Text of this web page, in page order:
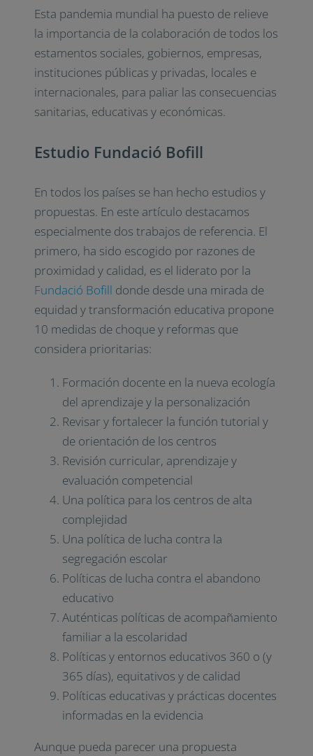
Esta pandemia mundial ha puesto de relieve
la importancia de la colaboración de todos los
estamentos sociales, gobiernos, empresas,
instituciones públicas y privadas, locales e
internacionales, para paliar las consecuencias
sanitarias, educativas y económicas.
Estudio Fundació Bofill
En todos los países se han hecho estudios y
propuestas. En este artículo destacamos
especialmente dos trabajos de referencia. El
primero, ha sido escogido por razones de
proximidad y calidad, es el liderato por la
Fundació Bofill donde desde una mirada de
equidad y transformación educativa propone
10 medidas de choque y reformas que
considera prioritarias:
Formación docente en la nueva ecología
del aprendizaje y la personalización
Revisar y fortalecer la función tutorial y
de orientación de los centros
Revisión curricular, aprendizaje y
evaluación competencial
Una política para los centros de alta
complejidad
Una política de lucha contra la
segregación escolar
Políticas de lucha contra el abandono
educativo
Auténticas políticas de acompañamiento
familiar a la escolaridad
Políticas y entornos educativos 360 o (y
365 días), equitativos y de calidad
Políticas educativas y prácticas docentes
informadas en la evidencia
Aunque pueda parecer una propuesta